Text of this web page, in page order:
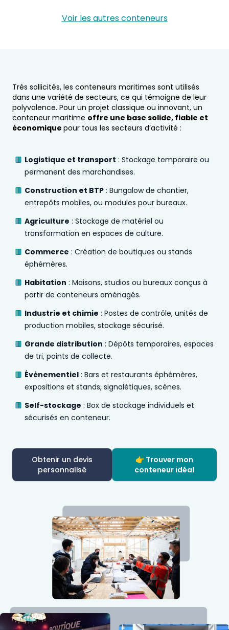
Voir les autres conteneurs
Très sollicités, les conteneurs maritimes sont utilisés
dans une variété de secteurs, ce qui témoigne de leur
polyvalence. Pour un projet classique ou innovant, un
conteneur maritime offre une base solide, fiable et
économique pour tous les secteurs d’activité :
Logistique et transport : Stockage temporaire ou
permanent des marchandises.
Construction et BTP : Bungalow de chantier,
entrepôts mobiles, ou modules pour bureaux.
Agriculture : Stockage de matériel ou
transformation en espaces de culture.
Commerce : Création de boutiques ou stands
éphémères.
Habitation : Maisons, studios ou bureaux conçus à
partir de conteneurs aménagés.
Industrie et chimie : Postes de contrôle, unités de
production mobiles, stockage sécurisé.
Grande distribution : Dépôts temporaires, espaces
de tri, points de collecte.
Évènementiel : Bars et restaurants éphémères,
expositions et stands, signalétiques, scènes.
Self-stockage : Box de stockage individuels et
sécurisés en conteneur.
Obtenir un devis
personnalisé
👉 Trouver mon
conteneur idéal